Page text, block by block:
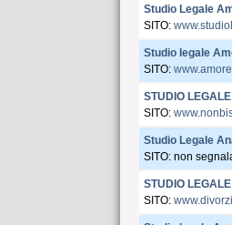
Studio Legale
SITO:
Studio legale
SITO:
STUDIO
SITO:
Studio Legale
SITO: non
STUDIO
SITO: